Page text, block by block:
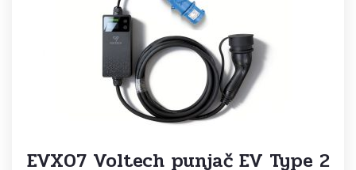
EVX07 Voltech punjač EV Type 2